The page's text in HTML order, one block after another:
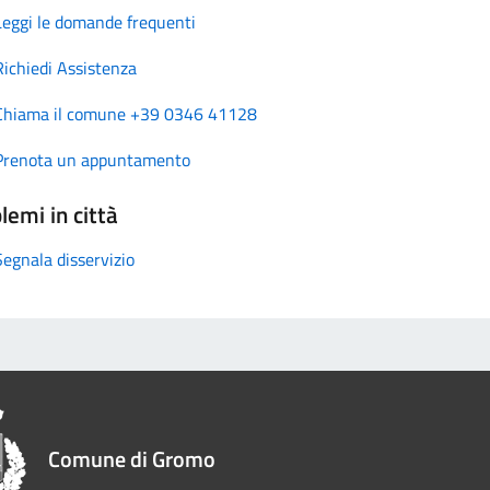
le domande frequenti
Assistenza
il comune +39 0346 41128
un appuntamento
in città
disservizio
Comune di Gromo